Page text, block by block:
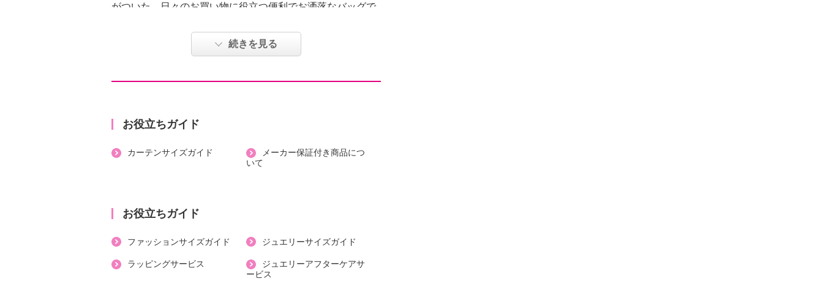
がついた、日々のお買い物に役立つ便利でお洒落なバッグで
・ポケット（外側）：オープン４個、ファスナー付１個
・バッグ内側にメッシュ中仕切りあり
・バッグ底中敷き
【素材】
・裏地：発泡ポリエチレン、ＥＶＡ樹脂
続きを見る
お役立ちガイド
カーテンサイズガイド
メーカー保証付き商品につ
いて
お役立ちガイド
ファッションサイズガイド ジュエリーサイズガイド
ラッピングサービス
ジュエリーアフターケアサ
ービス